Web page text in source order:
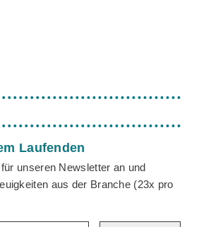
Laufenden
unseren Newsletter an und
aus der Branche (23x pro